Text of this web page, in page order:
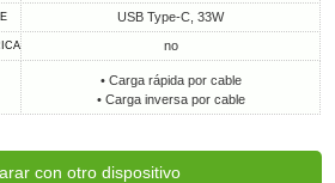
USB Type-C, 33W
no
• Carga rápida por cable
• Carga inversa por cable
con otro dispositivo